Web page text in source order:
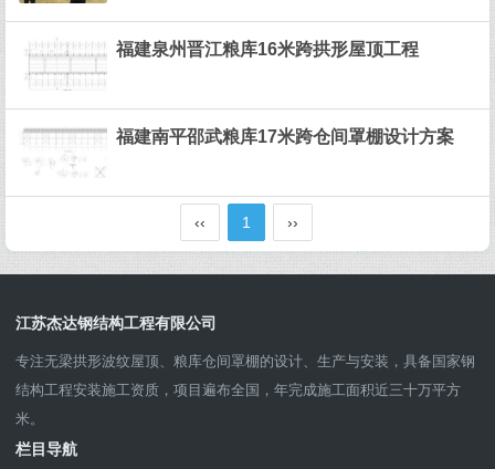
福建泉州晋江粮库16米跨拱形屋顶工程
福建南平邵武粮库17米跨仓间罩棚设计方案
‹‹ 1 ››
江苏杰达钢结构工程有限公司
专注无梁拱形波纹屋顶、粮库仓间罩棚的设计、生产与安装，具备国家钢
结构工程安装施工资质，项目遍布全国，年完成施工面积近三十万平方
米。
栏目导航